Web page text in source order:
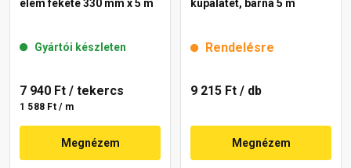
elem fekete 330 mm x 5 m
Gyártói készleten
7 940 Ft / tekercs
1 588 Ft / m
Megnézem
kúpalátét, barna 5 m
Rendelésre
9 215 Ft / db
Megnézem